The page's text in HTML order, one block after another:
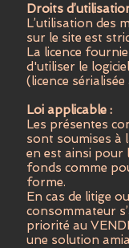
Droits
L’utilisation des
sur le site est
La licence
d'utiliser le
(licence sérialisée
Loi applicable :
Les présentes
sont soumises à
en est ainsi pour
fonds comme
forme.
En cas de litige
consommateur
priorité au
une solution